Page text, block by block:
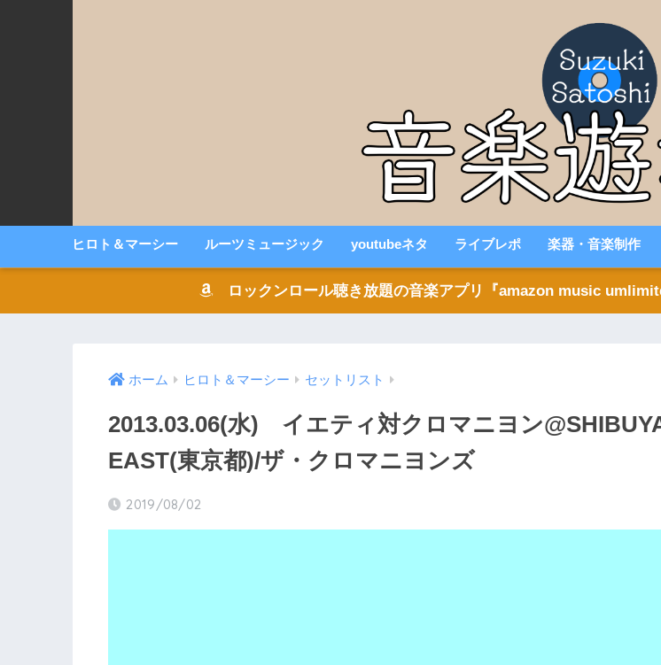
ヒロト＆マーシー ルーツミュージック youtubeネタ ライブレポ 楽器・音楽制作
ロックンロール聴き放題の音楽アプリ『amazon music
ホーム ヒロト＆マーシー セットリスト
2013.03.06(水) イエティ対クロマニヨン
EAST(東京都)/ザ・クロマニヨンズ
2019/08/02